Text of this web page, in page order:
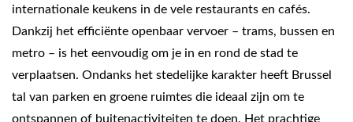
internationale keukens in de vele restaurants en cafés.
Dankzij het efficiënte openbaar vervoer – trams, bussen en
metro – is het eenvoudig om je in en rond de stad te
verplaatsen. Ondanks het stedelijke karakter heeft Brussel
tal van parken en groene ruimtes die ideaal zijn om te
ontspannen of buitenactiviteiten te doen. Het prachtige